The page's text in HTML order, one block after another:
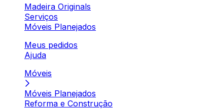
Madeira Originals
Serviços
Móveis Planejados
Meus pedidos
Ajuda
Móveis
Móveis Planejados
Reforma e Construção